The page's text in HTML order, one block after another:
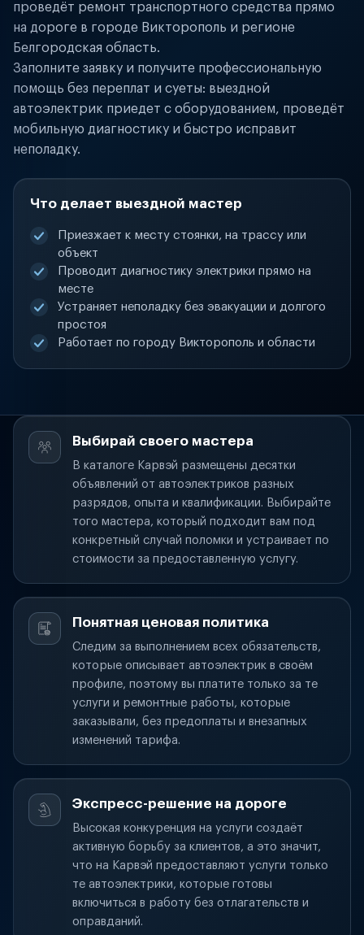
проведёт ремонт транспортного средства прямо
на дороге в городе Викторополь и регионе
Белгородская область.
Заполните заявку и получите профессиональную
помощь без переплат и суеты: выездной
автоэлектрик приедет с оборудованием, проведёт
мобильную диагностику и быстро исправит
неполадку.
Что делает выездной мастер
Приезжает к месту стоянки, на трассу или
объект
Проводит диагностику электрики прямо на
месте
Устраняет неполадку без эвакуации и долгого
простоя
Работает по городу Викторополь и области
Выбирай своего мастера
В каталоге Карвэй размещены десятки
объявлений от автоэлектриков разных
разрядов, опыта и квалификации. Выбирайте
того мастера, который подходит вам под
конкретный случай поломки и устраивает по
стоимости за предоставленную услугу.
Понятная ценовая политика
Следим за выполнением всех обязательств,
которые описывает автоэлектрик в своём
профиле, поэтому вы платите только за те
услуги и ремонтные работы, которые
заказывали, без предоплаты и внезапных
изменений тарифа.
Экспресс-решение на дороге
Высокая конкуренция на услуги создаёт
активную борьбу за клиентов, а это значит,
что на Карвэй предоставляют услуги только
те автоэлектрики, которые готовы
включиться в работу без отлагательств и
оправданий.